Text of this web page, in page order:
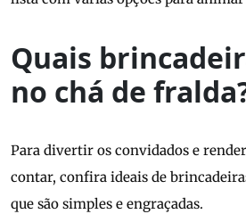
Quais
no chá de
Para divertir os convidados e
contar, confira ideais de
que são simples e engraçadas.